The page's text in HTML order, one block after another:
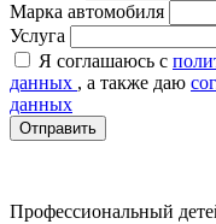
Марка автомобиля
Услуга
Я соглашаюсь с
данных , а также даю
данных
Отправить
Профессиональный